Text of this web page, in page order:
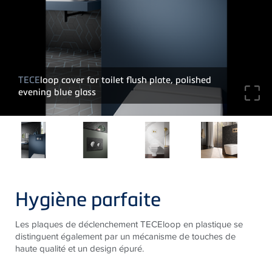
TECEloop cover for toilet flush plate, polished
evening blue glass
Hygiène parfaite
Les plaques de déclenchement TECEloop en plastique se
distinguent également par un mécanisme de touches de
haute qualité et un design épuré.